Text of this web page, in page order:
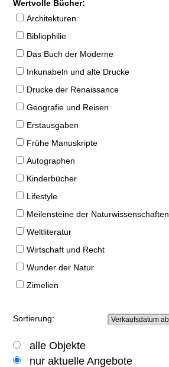
Wertvolle Bücher:
Architekturen
Bibliophilie
Das Buch der Moderne
Inkunabeln und alte Drucke
Drucke der Renaissance
Geografie und Reisen
Erstausgaben
Frühe Manuskripte
Autographen
Kinderbücher
Lifestyle
Meilensteine der Naturwissenschaften
Weltliteratur
Wirtschaft und Recht
Wunder der Natur
Zimelien
Sortierung:
alle Objekte
nur aktuelle Angebote